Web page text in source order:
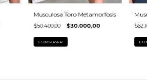
Musculosa Toro Metamorfosis
$50.400,00 $30.000,00
COMPRAR